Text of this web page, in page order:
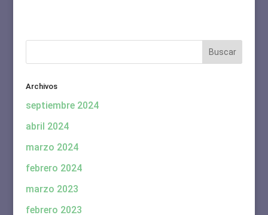
Archivos
septiembre 2024
abril 2024
marzo 2024
febrero 2024
marzo 2023
febrero 2023